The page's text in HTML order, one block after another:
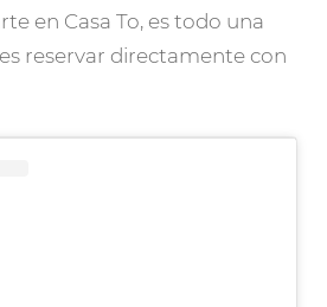
en Casa To, es todo una
reservar directamente con